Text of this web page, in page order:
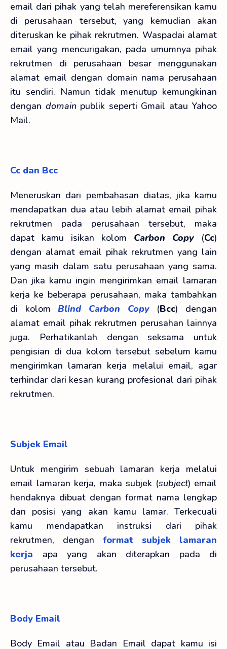
email dari pihak yang telah mereferensikan kamu
di perusahaan tersebut, yang kemudian akan
diteruskan ke pihak rekrutmen. Waspadai alamat
email yang mencurigakan, pada umumnya pihak
rekrutmen di perusahaan besar menggunakan
alamat email dengan domain nama perusahaan
itu sendiri. Namun tidak menutup kemungkinan
dengan domainpublik seperti Gmail atau Yahoo
Mail.
Cc dan Bcc
Meneruskan dari pembahasan diatas, jika kamu
mendapatkan dua atau lebih alamat email pihak
rekrutmen pada perusahaan tersebut, maka
dapat kamu isikan kolom Carbon Copy (Cc)
dengan alamat email pihak rekrutmen yang lain
yang masih dalam satu perusahaan yang sama.
Dan jika kamu ingin mengirimkan email lamaran
kerja ke beberapa perusahaan, maka tambahkan
di kolomBlind Carbon Copy(Bcc) dengan
alamat email pihak rekrutmen perusahan lainnya
juga. Perhatikanlah dengan seksama untuk
pengisian di dua kolom tersebut sebelum kamu
mengirimkan lamaran kerja melalui email, agar
terhindar dari kesan kurang profesional dari pihak
rekrutmen.
Subjek Email
Untuk mengirim sebuah lamaran kerja melalui
email lamaran kerja, maka subjek (subject) email
hendaknya dibuat dengan format nama lengkap
dan posisi yang akan kamu lamar. Terkecuali
kamu mendapatkan instruksi dari pihak
rekrutmen, dengan format subjek lamaran
kerja apa yang akan diterapkan pada di
perusahaan tersebut.
Body Email
Body Email atau Badan Email dapat kamu isi